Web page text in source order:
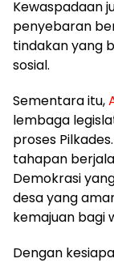
Kewaspadaan
penyebaran
tindakan yang
sosial.
Sementara itu,
lembaga
proses
tahapan
Demokrasi
desa yang
kemajuan bagi
Dengan